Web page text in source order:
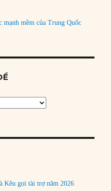
mạnh mềm của Trung Quốc
Kêu gọi tài trợ năm 2026